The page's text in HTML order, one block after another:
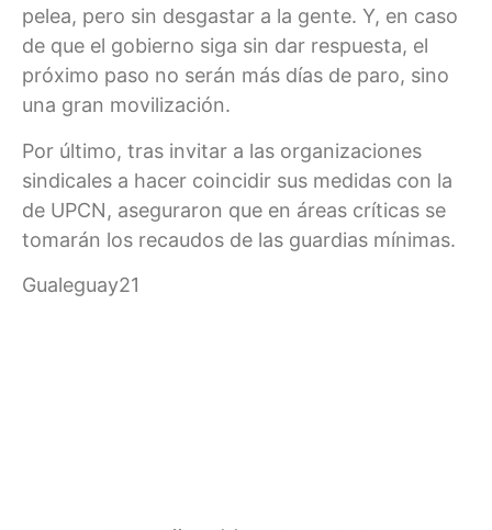
pelea, pero sin desgastar a la gente. Y, en caso
de que el gobierno siga sin dar respuesta, el
próximo paso no serán más días de paro, sino
una gran movilización.
Por último, tras invitar a las organizaciones
sindicales a hacer coincidir sus medidas con la
de UPCN, aseguraron que en áreas críticas se
tomarán los recaudos de las guardias mínimas.
Gualeguay21